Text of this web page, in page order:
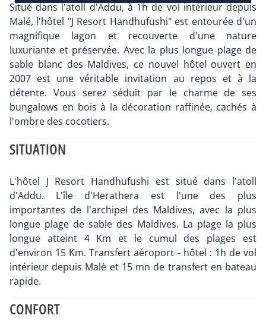
Situé dans l'atoll d'Addu, à 1h de vol intérieur depuis
Malé, l'hôtel "J Resort Handhufushi" est entourée d'un
magnifique lagon et recouverte d'une nature
luxuriante et préservée. Avec la plus longue plage de
sable blanc des Maldives, ce nouvel hôtel ouvert en
2007 est une véritable invitation au repos et à la
détente. Vous serez séduit par le charme de ses
bungalows en bois à la décoration raffinée, cachés à
l'ombre des cocotiers.
SITUATION
L'hôtel J Resort Handhufushi est situé dans l'atoll
d'Addu. L'île d'Herathera est l'une des plus
importantes de l'archipel des Maldives, avec la plus
longue plage de sable des Maldives. La plage la plus
longue atteint 4 Km et le cumul des plages est
d'environ 15 Km. Transfert aéroport - hôtel : 1h de vol
intérieur depuis Malè et 15 mn de transfert en bateau
rapide.
CONFORT